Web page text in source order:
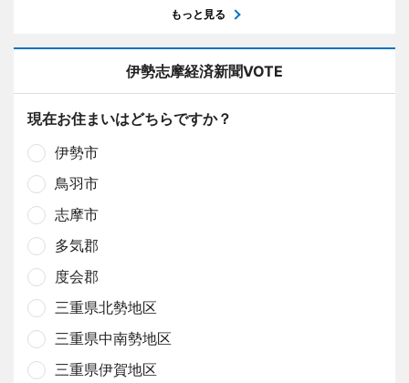
もっと見る
伊勢志摩経済新聞VOTE
現在お住まいはどちらですか？
伊勢市
鳥羽市
志摩市
多気郡
度会郡
三重県北勢地区
三重県中南勢地区
三重県伊賀地区